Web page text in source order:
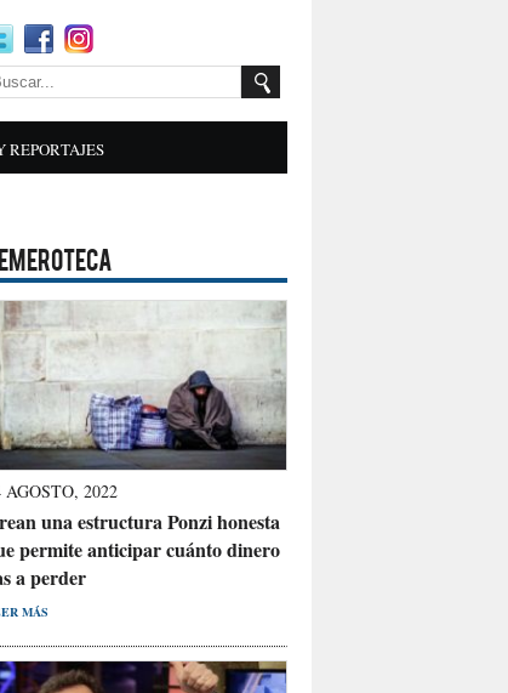
REPORTAJES
AGOSTO, 2022
una estructura Ponzi honesta
permite anticipar cuánto dinero
a perder
MÁS